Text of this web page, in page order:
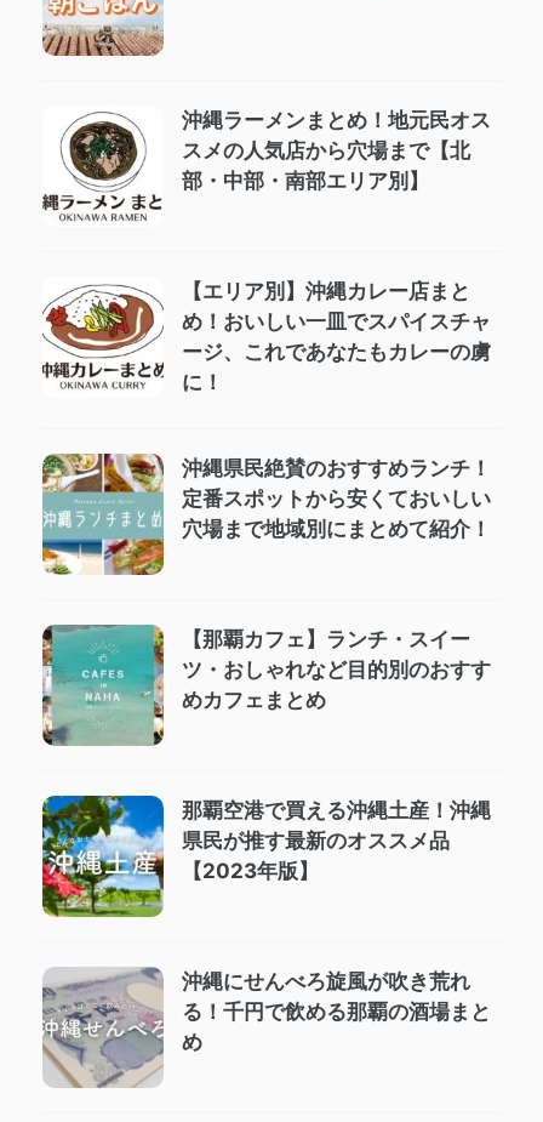
沖縄ラーメンまとめ！地元民オス
スメの人気店から穴場まで【北
部・中部・南部エリア別】
【エリア別】沖縄カレー店まと
め！おいしい一皿でスパイスチャ
ージ、これであなたもカレーの虜
に！
沖縄県民絶賛のおすすめランチ！
定番スポットから安くておいしい
穴場まで地域別にまとめて紹介！
【那覇カフェ】ランチ・スイー
ツ・おしゃれなど目的別のおすす
めカフェまとめ
那覇空港で買える沖縄土産！沖縄
県民が推す最新のオススメ品
【2023年版】
沖縄にせんべろ旋風が吹き荒れ
る！千円で飲める那覇の酒場まと
め